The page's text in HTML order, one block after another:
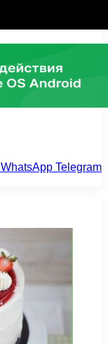
WhatsApp Telegram